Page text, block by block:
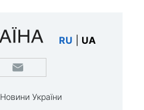
RU UA
Новини України